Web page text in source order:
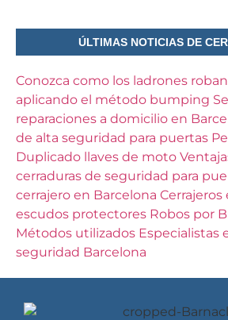
ÚLTIMAS NOTICIAS DE
Conozca como los ladrones
aplicando el método bumping
reparaciones a domicilio en
de alta seguridad para puertas
Duplicado llaves de moto
cerraduras de seguridad para
cerrajero en Barcelona
escudos protectores Robos por
Métodos utilizados Especialistas
seguridad Barcelona